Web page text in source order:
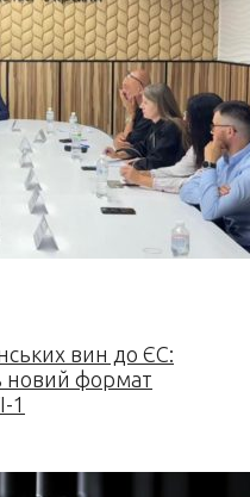
вин до ЄС:
новий формат
1